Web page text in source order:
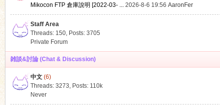
Mikocon FTP 倉庫說明 [2022-03- ... 2026-8-6 19:56 AaronFer
Staff Area
Threads: 150, Posts: 3705
Private Forum
雑談&討論 (Chat & Discussion)
中文(6)
Threads: 3273, Posts: 110k
Never